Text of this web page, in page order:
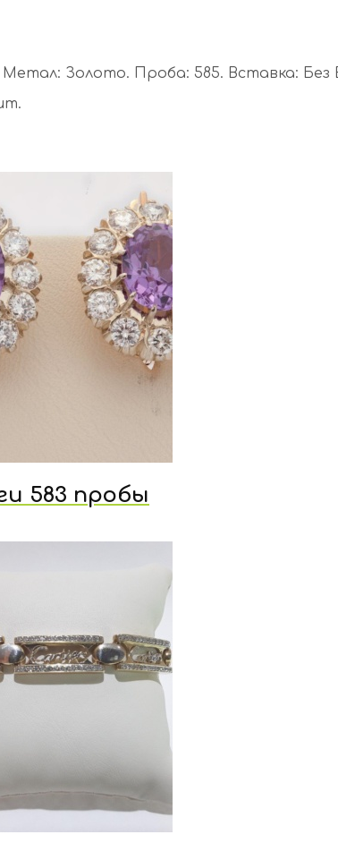
Золото. Проба: 585. Вставка: Без
583 пробы